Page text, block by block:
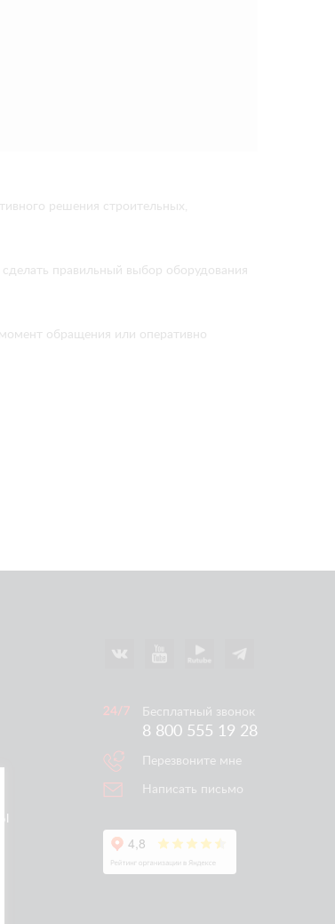
решения строительных,
правильный выбор оборудования
обращения или оперативно
Бесплатный звонок
8 800 555 19 28
Перезвоните мне
Написать письмо